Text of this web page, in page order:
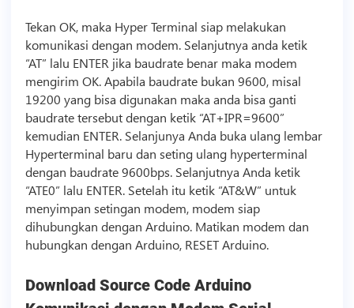
Tekan OK, maka Hyper Terminal siap melakukan
komunikasi dengan modem. Selanjutnya anda ketik
“AT” lalu ENTER jika baudrate benar maka modem
mengirim OK. Apabila baudrate bukan 9600, misal
19200 yang bisa digunakan maka anda bisa ganti
baudrate tersebut dengan ketik “AT+IPR=9600”
kemudian ENTER. Selanjunya Anda buka ulang lembar
Hyperterminal baru dan seting ulang hyperterminal
dengan baudrate 9600bps. Selanjutnya Anda ketik
“ATE0” lalu ENTER. Setelah itu ketik “AT&W” untuk
menyimpan setingan modem, modem siap
dihubungkan dengan Arduino. Matikan modem dan
hubungkan dengan Arduino, RESET Arduino.
Download Source CodeArduino